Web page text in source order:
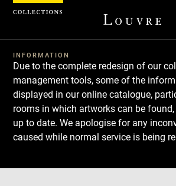
INFORMATION
Due to the complete redesign of our
management tools, some of the
displayed in our online catalogue,
rooms in which artworks can be
up to date. We apologise for any
caused while normal service is being
Download
Next
Previous
Cookies management panel